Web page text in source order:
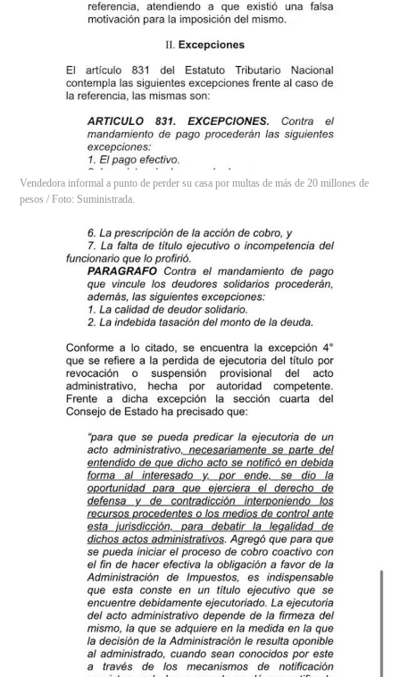
Vendedora informal a punto de perder su casa por multas de más de 20 millones de
pesos / Foto: Suministrada.